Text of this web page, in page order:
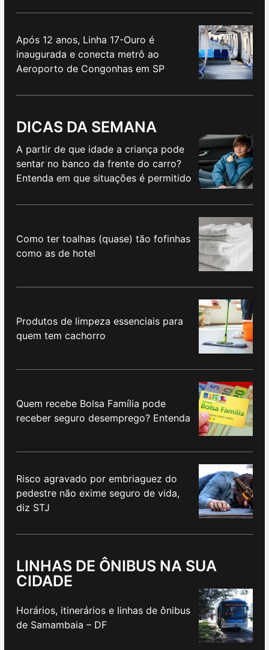
Após 12 anos, Linha 17-Ouro é
inaugurada e conecta metrô ao
Aeroporto de Congonhas em SP
DICAS DA SEMANA
A partir de que idade a criança pode
sentar no banco da frente do carro?
Entenda em que situações é permitido
Como ter toalhas (quase) tão fofinhas
como as de hotel
Produtos de limpeza essenciais para
quem tem cachorro
Quem recebe Bolsa Família pode
receber seguro desemprego? Entenda
Risco agravado por embriaguez do
pedestre não exime seguro de vida,
diz STJ
LINHAS DE ÔNIBUS NA SUA
CIDADE
Horários, itinerários e linhas de ônibus
de Samambaia – DF